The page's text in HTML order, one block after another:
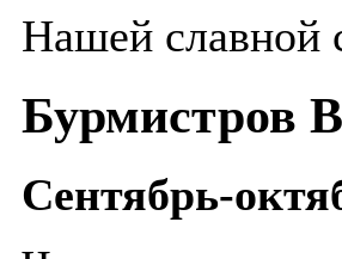
Нашей славной
Бурмистров
Сентябрь-